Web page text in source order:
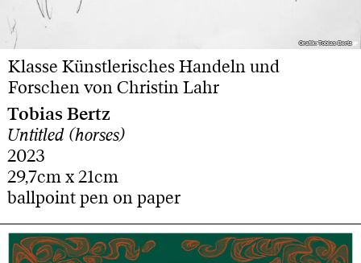
Grafik: Tobias Bertz
Grafik: Tobias Bertz
Klasse Künstlerisches Handeln und
Forschen von Christin Lahr
Tobias Bertz
Untitled (horses)
2023
29,7cm x 21cm
ballpoint pen on paper